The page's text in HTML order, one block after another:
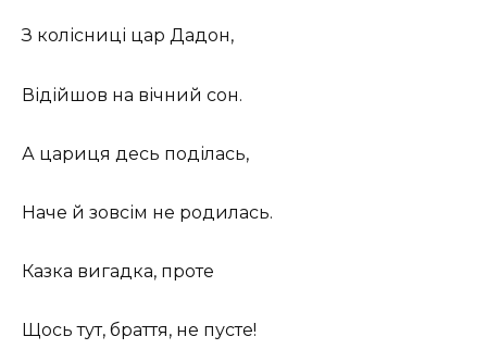
З колісниці цар Дадон,
Відійшов на вічний сон.
А цариця десь поділась,
Наче й зовсім не родилась.
Казка вигадка, проте
Щось тут, браття, не пусте!